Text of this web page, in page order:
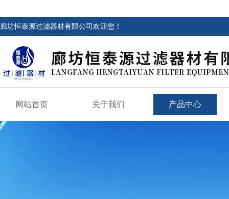
廊坊恒泰源过滤器材有限公司欢迎您！
网站首页 关于我们 产品中心